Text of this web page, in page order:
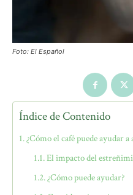
Foto: El Español
Índice de Contenido
¿Cómo el café puede ayudar
El impacto del
¿Cómo puede ayudar?